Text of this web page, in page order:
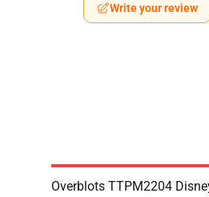
Write your review
Overblots TTPM2204